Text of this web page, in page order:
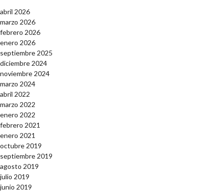
abril 2026
marzo 2026
febrero 2026
enero 2026
septiembre 2025
diciembre 2024
noviembre 2024
marzo 2024
abril 2022
marzo 2022
enero 2022
febrero 2021
enero 2021
octubre 2019
septiembre 2019
agosto 2019
julio 2019
junio 2019